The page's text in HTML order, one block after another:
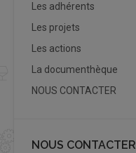
Les adhérents
Les projets
Les actions
La documenthèque
NOUS CONTACTER
NOUS CONTACTER